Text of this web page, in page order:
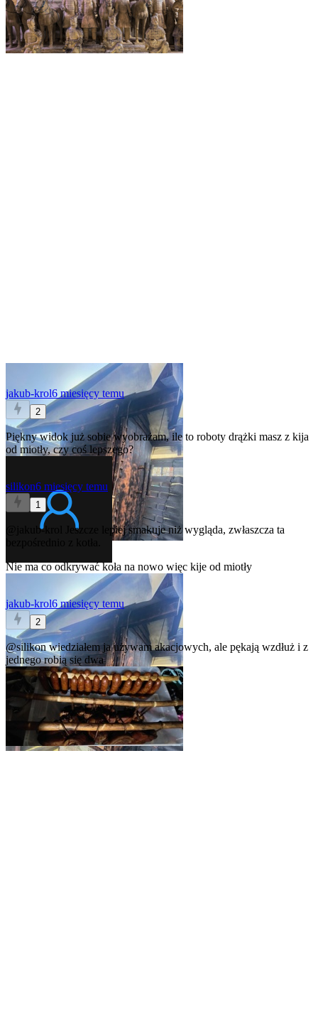
jakub-krol6 miesięcy temu
2
Piękny widokjuż sobie wyobrażam, ile to roboty drążki masz z kija
od miotły, czy coś lepszego?
silikon6 miesięcy temu
1
@jakub-krol
Jeszcze lepiej smakuje niż wygląda, zwłaszcza ta
Nie ma co odkrywać koła na nowo więc kije od miotły
jakub-krol6 miesięcy temu
2
@silikonwiedziałemja używam akacjowych, ale pękają wzdłuż i z
jednego robią się dwa